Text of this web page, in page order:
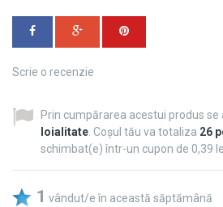
Scrie o recenzie
Prin cumpărarea acestui produs se
loialitate . Coșul tău va totaliza 26
schimbat(e) într-un cupon de 0,39
1 vândut/e în această săptămână